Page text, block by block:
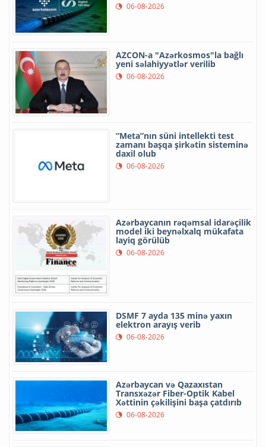
06-08-2026
AZCON-a "Azərkosmos"la bağlı
yeni səlahiyyətlər verilib
06-08-2026
“Meta”nın süni intellekti test
zamanı başqa şirkətin sisteminə
daxil olub
06-08-2026
Azərbaycanın rəqəmsal idarəçilik
model iki beynəlxalq mükafata
layiq görülüb
06-08-2026
DSMF 7 ayda 135 minə yaxın
elektron arayış verib
06-08-2026
Azərbaycan və Qazaxıstan
Transxəzər Fiber-Optik Kabel
Xəttinin çəkilişini başa çatdırıb
06-08-2026